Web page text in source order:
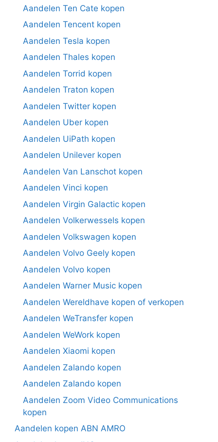
Aandelen Ten Cate kopen
Aandelen Tencent kopen
Aandelen Tesla kopen
Aandelen Thales kopen
Aandelen Torrid kopen
Aandelen Traton kopen
Aandelen Twitter kopen
Aandelen Uber kopen
Aandelen UiPath kopen
Aandelen Unilever kopen
Aandelen Van Lanschot kopen
Aandelen Vinci kopen
Aandelen Virgin Galactic kopen
Aandelen Volkerwessels kopen
Aandelen Volkswagen kopen
Aandelen Volvo Geely kopen
Aandelen Volvo kopen
Aandelen Warner Music kopen
Aandelen Wereldhave kopen of verkopen
Aandelen WeTransfer kopen
Aandelen WeWork kopen
Aandelen Xiaomi kopen
Aandelen Zalando kopen
Aandelen Zalando kopen
Aandelen Zoom Video Communications
kopen
Aandelen kopen ABN AMRO